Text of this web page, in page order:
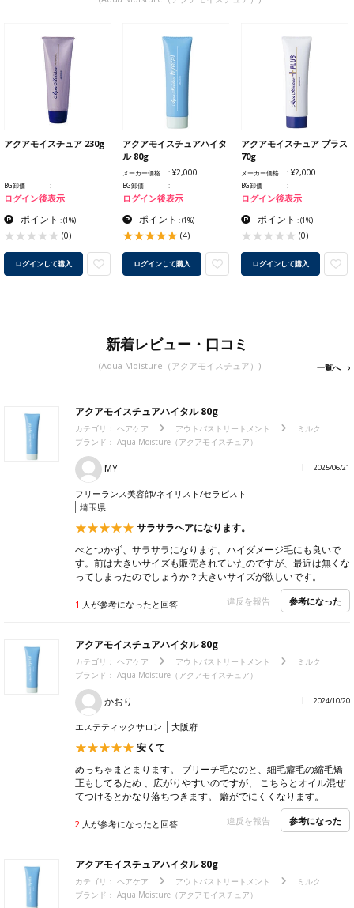
アクアモイスチュア 230g
BG卸価
ログイン後表示
ポイント :(1%)
(0)
ログインして購入
アクアモイスチュアハイタ
ル 80g
メーカー価格 ¥2,000
BG卸価
ログイン後表示
ポイント :(1%)
(4)
ログインして購入
アクアモイスチュア プラス
70g
メーカー価格 ¥2,000
BG卸価
ログイン後表示
ポイント :(1%)
(0)
ログインして購入
新着レビュー・口コミ
(Aqua Moisture（アクアモイスチュア）) 一覧へ
アクアモイスチュアハイタル 80g
カテゴリ： ヘアケア アウトバストリートメント
ミルク
ブランド： Aqua Moisture（アクアモイスチュア）
MY 2025/06/21
フリーランス美容師/ネイリスト/セラピスト
埼玉県
サラサラヘアになります。
べとつかず、サラサラになります。ハイダメージ毛にも良いで
す。前は大きいサイズも販売されていたのですが、最近は無くな
ってしまったのでしょうか？大きいサイズが欲しいです。
1 人が参考になったと回答 違反を報告 参考になった
アクアモイスチュアハイタル 80g
カテゴリ： ヘアケア アウトバストリートメント
ミルク
ブランド： Aqua Moisture（アクアモイスチュア）
かおり 2024/10/20
エステティックサロン 大阪府
安くて
めっちゃまとまります。 ブリーチ毛なのと、細毛癖毛の縮毛矯
正もしてるため 、広がりやすいのですが、 こちらとオイル混ぜ
てつけるとかなり落ちつきます。 癖がでにくくなります。
2 人が参考になったと回答 違反を報告 参考になった
アクアモイスチュアハイタル 80g
カテゴリ： ヘアケア アウトバストリートメント
ミルク
ブランド： Aqua Moisture（アクアモイスチュア）